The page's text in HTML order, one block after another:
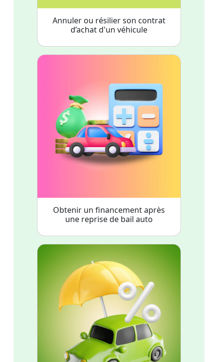
Annuler ou résilier son contrat
d’achat d'un véhicule
Obtenir un financement après
une reprise de bail auto